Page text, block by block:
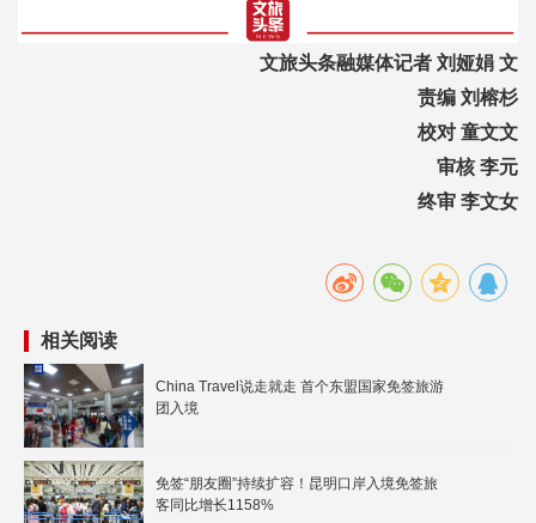
文旅头条融媒体记者 刘娅娟 文
责编 刘榕杉
校对 童文文
审核 李元
终审 李文女
相关阅读
China Travel说走就走 首个东盟国家免签旅游
团入境
免签“朋友圈”持续扩容！昆明口岸入境免签旅
客同比增长1158%